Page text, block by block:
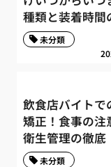
種類と装着時間
未分類
飲食店バイトで
矯正！食事の注
衛生管理の徹底
未分類